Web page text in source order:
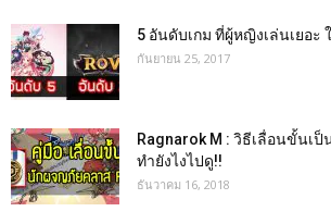
5 อันดับเกม ที่ผู้หญิงเล่นเยอะ
กันยายน 25, 2017
Ragnarok M : วิธีเลื่อนขั้นเ
ทำยังไงไปดู!!
ธันวาคม 16, 2018